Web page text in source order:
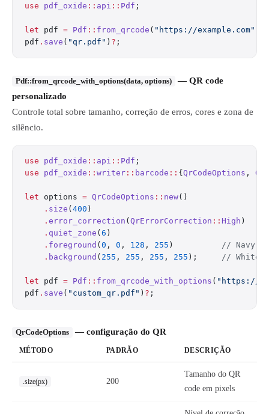
use pdf_oxide :: api :: Pdf ;
let pdf = Pdf :: from_qrcode ( "https://example.com"
pdf . save ( "qr.pdf" ) ? ;
Pdf::from_qrcode_with_options(data, options)
— QR code
personalizado
Controle total sobre tamanho, correção de erros, cores e zona de
silêncio.
use pdf_oxide :: api :: Pdf ;
use pdf_oxide :: writer :: barcode :: { QrCodeOptions ,
let options = QrCodeOptions :: new()
    .
size ( 400 )
    .
error_correction ( QrErrorCorrection :: High )
    .
quiet_zone ( 6 )
    .
foreground ( 0 , 0 , 128 , 255 ) // Navy
    .
background ( 255 , 255 , 255 , 255 ); // White
let pdf = Pdf :: from_qrcode_with_options ( "https://
pdf . save ( "custom_qr.pdf" ) ? ;
QrCodeOptions — configuração do QR
MÉTODO PADRÃO DESCRIÇÃO
.size(px) 200
Tamanho do QR
code em pixels